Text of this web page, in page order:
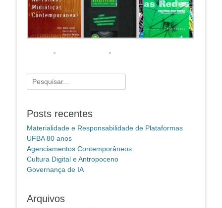
Pesquisar
por:
Posts recentes
Materialidade e Responsabilidade de Plataformas
UFBA 80 anos
Agenciamentos Contemporâneos
Cultura Digital e Antropoceno
Governança de IA
Arquivos